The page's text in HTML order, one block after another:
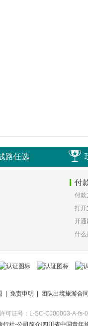
路任选
付
付款
打开
空白
开通
什么
免责申明 团队出境旅游合同
可证号：L-SC-CJ00003-A-
行社-公司简介 四川省中国青年